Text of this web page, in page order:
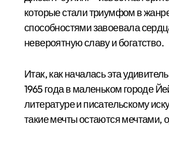
которые стали триумфом в
способностями завоевала
невероятную славу и богатство.
Итак, как началась эта
1965 года в маленьком городе
литературе и писательскому
такие мечты остаются мечтами,